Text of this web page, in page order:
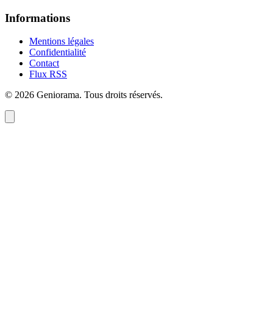
Informations
Mentions légales
Confidentialité
Contact
Flux RSS
© 2026 Geniorama. Tous droits réservés.